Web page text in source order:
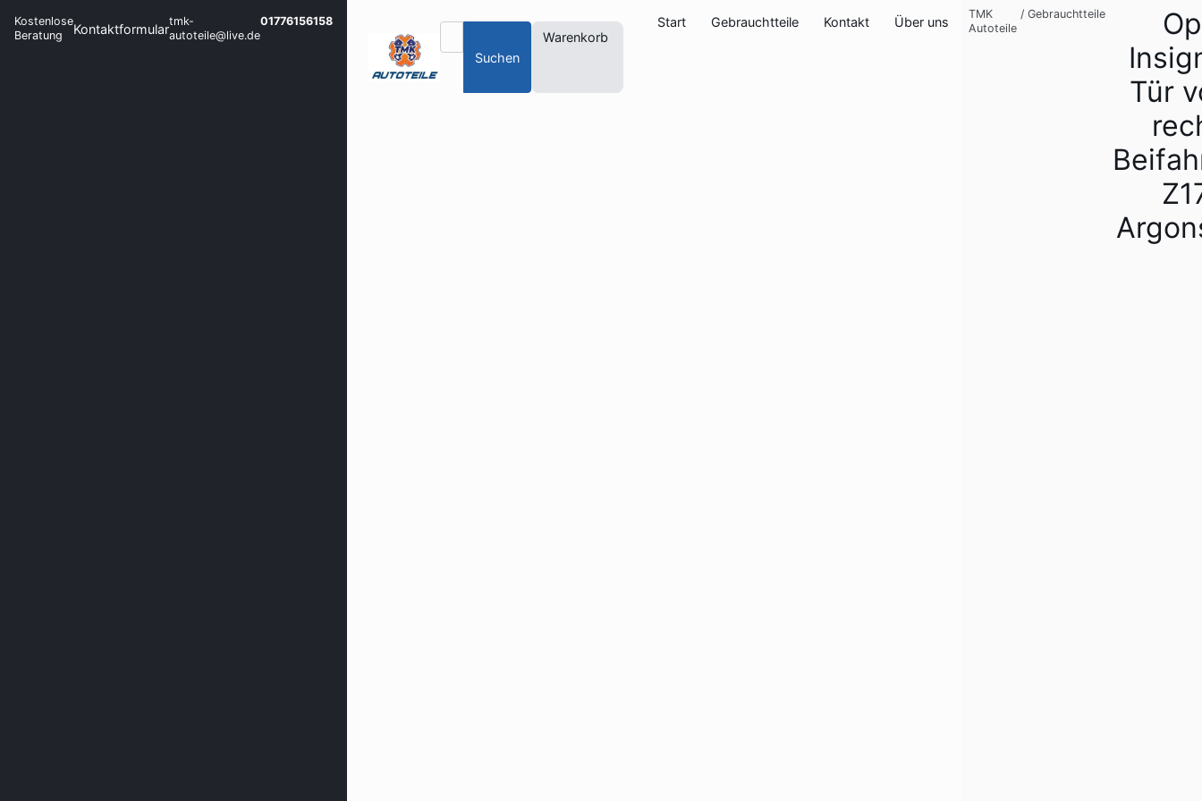
Kostenlose
Beratung
Kontaktformulartmk-
autoteile@live.de
01776156158
Suchen
Warenkorb
Start Gebrauchtteile Kontakt Über uns
TMK
Autoteile
/ Gebrauchtteile
Tür